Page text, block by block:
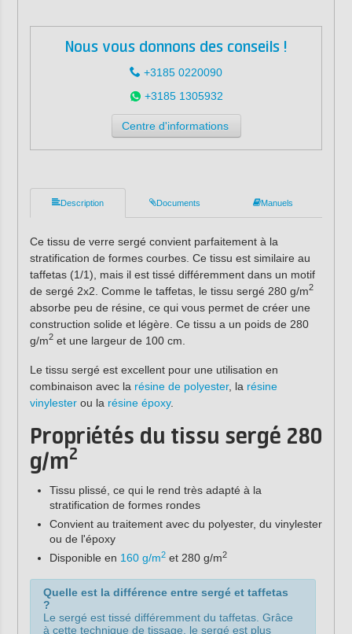
Nous vous donnons des conseils !
+3185 0220090
+3185 1305932
Centre d'informations
Description Documents Manuels
Ce tissu de verre sergé convient parfaitement à la
stratification de formes courbes. Ce tissu est similaire au
taffetas (1/1), mais il est tissé différemment dans un motif
de sergé 2x2. Comme le taffetas, le tissu sergé 280 g/m2
absorbe peu de résine, ce qui vous permet de créer une
construction solide et légère. Ce tissu a un poids de 280
g/m2et une largeur de 100 cm.
Le tissu sergé est excellent pour une utilisation en
combinaison avec la résine de polyester, la résine
vinylesterou la résine époxy.
Propriétés du tissu sergé 280
g/m2
Tissu plissé, ce qui le rend très adapté à la
stratification de formes rondes
Convient au traitement avec du polyester, du vinylester
ou de l'époxy
Disponible en 160 g/m2et 280 g/m2
Quelle est la différence entre sergé et taffetas
?
Le sergé est tissé différemment du taffetas. Grâce
à cette technique de tissage, le sergé est plus